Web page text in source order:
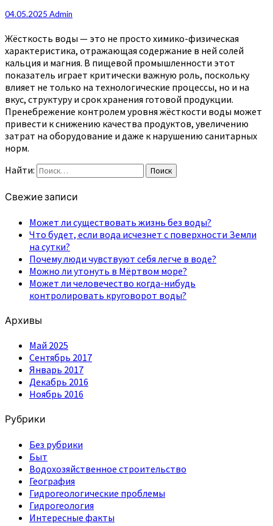
04.05.2025 Admin
Жёсткость воды — это не просто химико-физическая
характеристика, отражающая содержание в ней солей
кальция и магния. В пищевой промышленности этот
показатель играет критически важную роль, поскольку
влияет не только на технологические процессы, но и на
вкус, структуру и срок хранения готовой продукции.
Пренебрежение контролем уровня жёсткости воды может
привести к снижению качества продуктов, увеличению
затрат на оборудование и даже к нарушению санитарных
норм.
Найти:
Поиск
Свежие записи
Может ли существовать жизнь без воды?
Что будет, если вода исчезнет с поверхности Земли
на сутки?
Почему люди чувствуют себя легче в воде?
Можно ли утонуть в Мёртвом море?
Может ли человечество когда-нибудь
контролировать круговорот воды?
Архивы
Май 2025
Сентябрь 2017
Январь 2017
Декабрь 2016
Ноябрь 2016
Рубрики
Без рубрики
Быт
Водохозяйственное строительство
География
Гидрогеологические проблемы
Гидрогеология
Интересные факты